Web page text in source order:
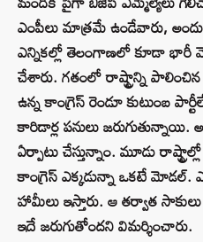
ఎంపీలు మాత్రమే ఉండేవారు,
ఎన్నికల్లో తెలంగాణలో కూడా భారీ
చేశారు. గతంలో రాష్ట్రాన్ని
ఉన్న కాంగ్రెస్‌ రెండూ కుటుంబ
కారిడార్ల పనులు
ఏర్పాటు చేస్తున్నాం. మూడు
కాంగ్రెస్‌ ఎక్కడున్నా ఒకటే మోడల్‌.
హామీలు ఇస్తారు. ఆ తర్వాత
ఇదే జరుగుతోందని విమర్శించారు.